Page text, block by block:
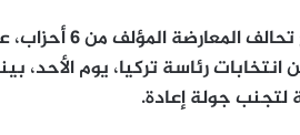
لتجنب جولة إعادة.